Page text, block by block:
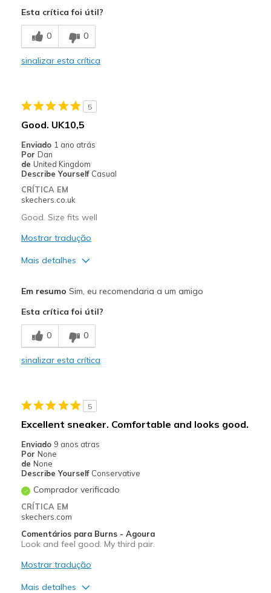
Poor Cushioning
Poor Quality
Sizing
Feels true to size
View On Shoes
Esta crítica foi útil?
0 0
sinalizar esta crítica
5
Good. UK10,5
Enviado 1 ano atrás
Por Dan
de United Kingdom
Describe Yourself Casual
CRÍTICA EM
skechers.co.uk
Good. Size fits well
Mostrar tradução
Mais detalhes
Melhores utilizações
Casual Wear
Em resumo Sim, eu recomendaria a um amigo
Esta crítica foi útil?
0 0
sinalizar esta crítica
5
Excellent sneaker. Comfortable and looks good.
Enviado 9 anos atras
Por None
de None
Describe Yourself Conservative
Comprador verificado
CRÍTICA EM
skechers.com
Comentários para Burns - Agoura
Look and feel good. My third pair.
Mostrar tradução
Mais detalhes